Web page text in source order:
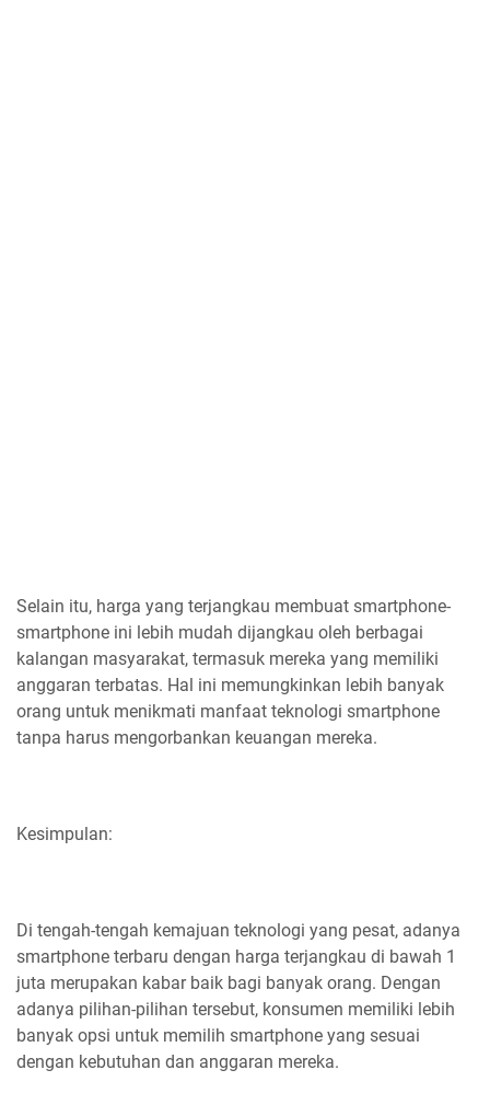
Selain itu, harga yang terjangkau membuat smartphone-
smartphone ini lebih mudah dijangkau oleh berbagai
kalangan masyarakat, termasuk mereka yang memiliki
anggaran terbatas. Hal ini memungkinkan lebih banyak
orang untuk menikmati manfaat teknologi smartphone
tanpa harus mengorbankan keuangan mereka.
Kesimpulan:
Di tengah-tengah kemajuan teknologi yang pesat, adanya
smartphone terbaru dengan harga terjangkau di bawah 1
juta merupakan kabar baik bagi banyak orang. Dengan
adanya pilihan-pilihan tersebut, konsumen memiliki lebih
banyak opsi untuk memilih smartphone yang sesuai
dengan kebutuhan dan anggaran mereka.